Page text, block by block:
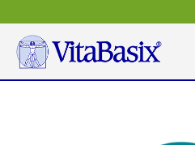
Inhalt
springen